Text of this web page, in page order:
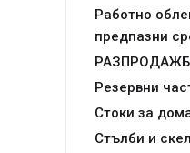
Работно
предпазни
Резервни
Стоки за
Стълби и